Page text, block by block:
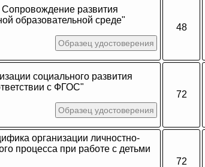
развития
образовательной среде"
Образец удостоверения
48
социального развития
с ФГОС"
Образец удостоверения
72
организации личностно-
процесса при работе с детьми
72